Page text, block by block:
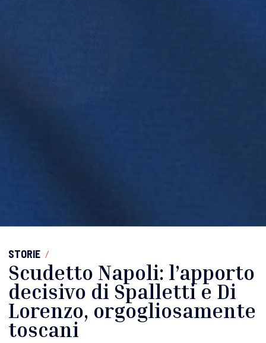
STORIE /
Scudetto Napoli: l’apporto
decisivo di Spalletti e Di
Lorenzo, orgogliosamente
toscani